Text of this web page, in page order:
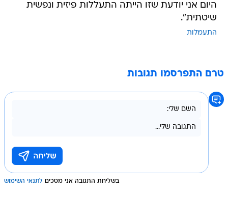
היום אני יודעת שזו הייתה התעללות פיזית ונפשית
שיטתית".
התעמלות
טרם התפרסמו תגובות
בשליחת התגובה אני מסכים לתנאי השימוש